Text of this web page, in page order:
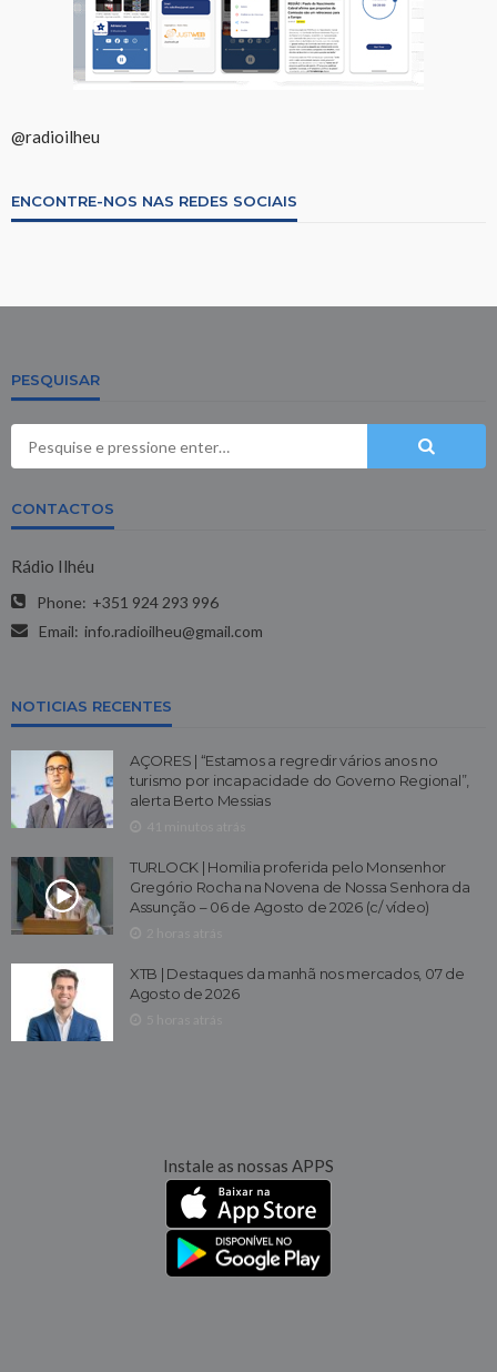
@radioilheu
ENCONTRE-NOS NAS REDES SOCIAIS
PESQUISAR
CONTACTOS
Rádio Ilhéu
Phone: +351 924 293 996
Email: info.radioilheu@gmail.com
NOTICIAS RECENTES
AÇORES | “Estamos a regredir vários anos no
turismo por incapacidade do Governo Regional”,
alerta Berto Messias
TURLOCK | Homilia proferida pelo Monsenhor
Gregório Rocha na Novena de Nossa Senhora da
Assunção – 06 de Agosto de 2026 (c/ vídeo)
XTB | Destaques da manhã nos mercados, 07 de
Agosto de 2026
Instale as nossas APPS